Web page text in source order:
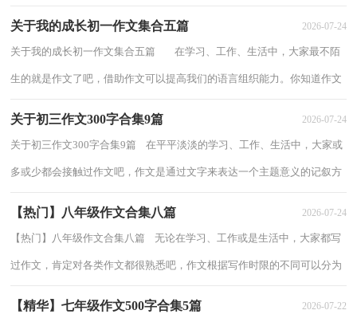
关于我的成长初一作文集合五篇 2026-07-24
关于我的成长初一作文集合五篇 在学习、工作、生活中，大家最不陌
生的就是作文了吧，借助作文可以提高我们的语言组织能力。你知道作文
关于初三作文300字合集9篇 2026-07-24
关于初三作文300字合集9篇 在平平淡淡的学习、工作、生活中，大家或
多或少都会接触过作文吧，作文是通过文字来表达一个主题意义的记叙方
【热门】八年级作文合集八篇 2026-07-24
【热门】八年级作文合集八篇 无论在学习、工作或是生活中，大家都写
过作文，肯定对各类作文都很熟悉吧，作文根据写作时限的不同可以分为
【精华】七年级作文500字合集5篇 2026-07-22